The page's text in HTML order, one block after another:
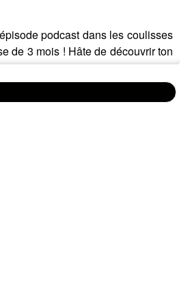
podcast dans les coulisses
de 3 mois ! Hâte de découvrir ton